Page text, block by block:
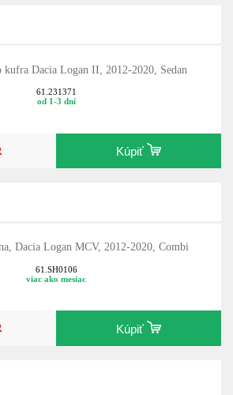
kufra Dacia Logan II, 2012-2020, Sedan
61.231371
od 1-3 dní
Kúpiť
Dacia Logan MCV, 2012-2020, Combi
61.SH0106
viac ako mesiac
Kúpiť